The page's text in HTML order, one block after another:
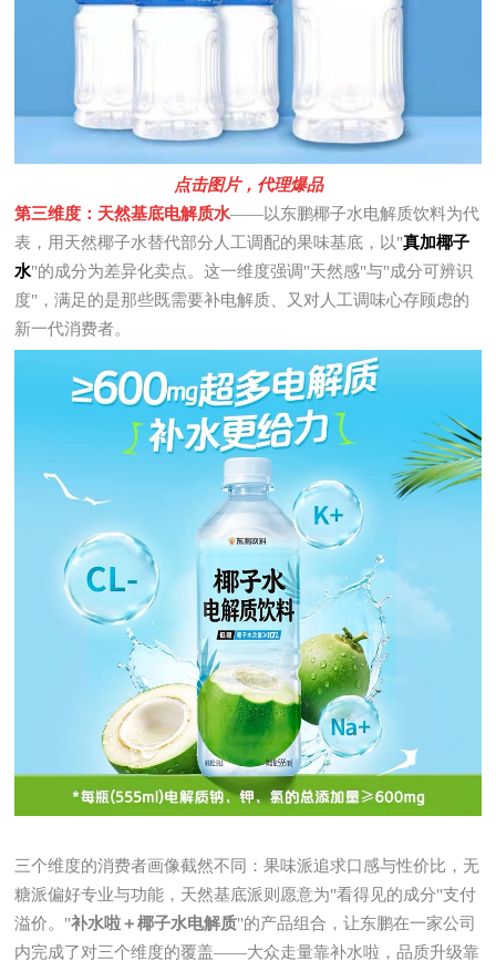
点击图片，代理爆品
第三维度：天然基底电解质水——以东鹏椰子水电解质饮料为代
表，用天然椰子水替代部分人工调配的果味基底，以"真加椰子
水"的成分为差异化卖点。这一维度强调"天然感"与"成分可辨识
度"，满足的是那些既需要补电解质、又对人工调味心存顾虑的
新一代消费者。
三个维度的消费者画像截然不同：果味派追求口感与性价比，无
糖派偏好专业与功能，天然基底派则愿意为"看得见的成分"支付
溢价。"补水啦＋椰子水电解质"的产品组合，让东鹏在一家公司
内完成了对三个维度的覆盖——大众走量靠补水啦，品质升级靠